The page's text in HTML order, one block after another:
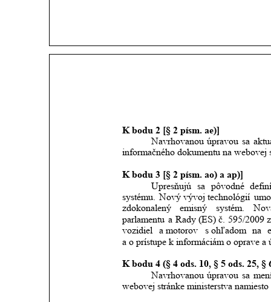
K bodu 2 [§ 2 písm. ae)]
Navrhovanou úpravou sa
informačného dokumentu na webovej
K bodu 3 [§ 2 písm. ao) a ap)]
Upresňujú sa pôvodné
systému. Nový vývoj technológií
zdokonalený
emisný systém.
parlamentu a Rady (ES) č. 595/2009 z
vozidiel
a motorov s ohľadom na
a o prístupe k informáciám o oprave a
K bodu 4 (§ 4 ods. 10, § 5 ods. 25, §
Navrhovanou úpravou sa
webovej stránke ministerstva